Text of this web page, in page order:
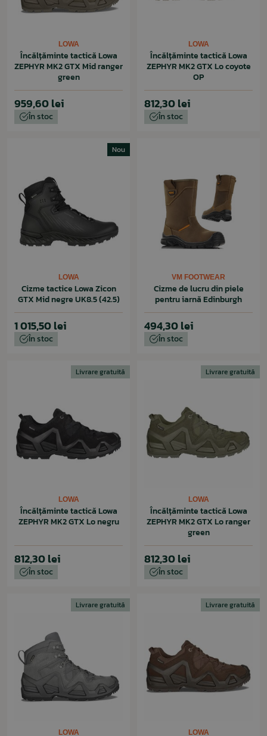
LOWA
Încălțăminte tactică Lowa
ZEPHYR MK2 GTX Mid ranger
green
959,60 lei
În stoc
LOWA
Încălțăminte tactică Lowa
ZEPHYR MK2 GTX Lo coyote
OP
812,30 lei
În stoc
Nou
LOWA
Cizme tactice Lowa Zicon
GTX Mid negre UK8.5 (42.5)
1 015,50 lei
În stoc
VM FOOTWEAR
Cizme de lucru din piele
pentru iarnă Edinburgh
494,30 lei
În stoc
Livrare gratuită
LOWA
Încălțăminte tactică Lowa
ZEPHYR MK2 GTX Lo negru
812,30 lei
În stoc
Livrare gratuită
LOWA
Încălțăminte tactică Lowa
ZEPHYR MK2 GTX Lo ranger
green
812,30 lei
În stoc
Livrare gratuită
LOWA
Livrare gratuită
LOWA